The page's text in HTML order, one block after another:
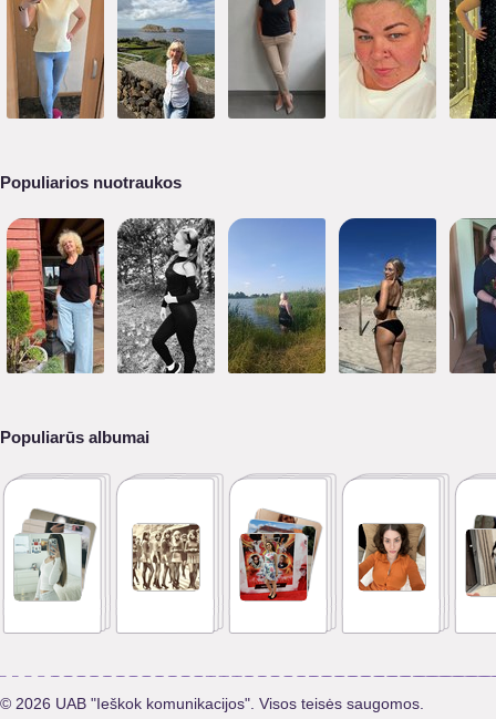
Populiarios nuotraukos
Populiarūs albumai
© 2026 UAB "Ieškok komunikacijos". Visos teisės saugomos.